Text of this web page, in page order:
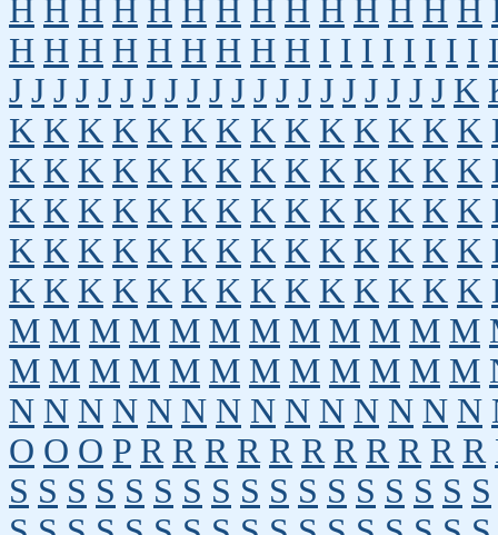
H H H H H H H H H H H H H H
H H H H H H H H H I I I I I I I I
J J J J J J J J J J J J J J J J J J J J K
K K K K K K K K K K K K K K
K K K K K K K K K K K K K K
K K K K K K K K K K K K K K
K K K K K K K K K K K K K K
K K K K K K K K K K K K K K
M M M M M M M M M M M M
M M M M M M M M M M M M
N N N N N N N N N N N N N N
O O O P R R R R R R R R R R R
S S S S S S S S S S S S S S S S S